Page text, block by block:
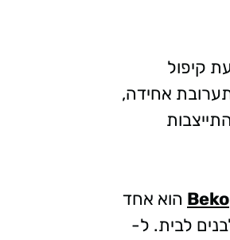
קיפול
אחידה,
Beko Beko הוא אחד
לבית. ל-